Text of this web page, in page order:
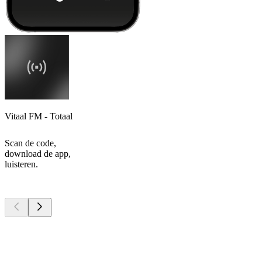
Vitaal FM - Totaal
Scan de code,
download de app,
luisteren.